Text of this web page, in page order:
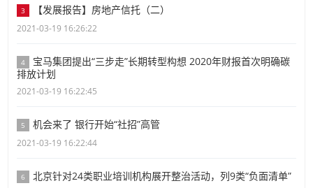
3 【发展报告】房地产信托（二）
2021-03-19 16:26:22
4
宝马集团提出“三步走”长期转型构想 2020年财报首次明确碳
排放计划
2021-03-19 16:22:45
5 机会来了 银行开始“社招”高管
2021-03-19 16:22:44
6 北京针对24类职业培训机构展开整治活动，列9类“负面清单”